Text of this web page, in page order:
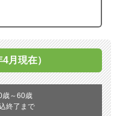
月現在）
歳～60歳
終了まで